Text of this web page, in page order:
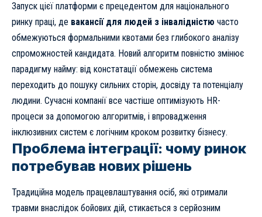
Запуск цієї платформи є прецедентом для національного
ринку праці, де вакансії для людей з інвалідністю часто
обмежуються формальними квотами без глибокого аналізу
спроможностей кандидата. Новий алгоритм повністю змінює
парадигму найму: від констатації обмежень система
переходить до пошуку сильних сторін, досвіду та потенціалу
людини. Сучасні компанії все частіше оптимізують HR-
процеси за допомогою алгоритмів, і впровадження
інклюзивних систем є логічним кроком розвитку бізнесу.
Проблема інтеграції: чому ринок
потребував нових рішень
Традиційна модель працевлаштування осіб, які отримали
травми внаслідок бойових дій, стикається з серйозним